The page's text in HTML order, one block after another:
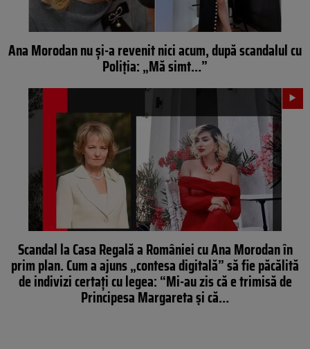
Ana Morodan nu şi-a revenit nici acum, după scandalul cu
Poliţia: „Mă simt…”
Scandal la Casa Regală a României cu Ana Morodan în
prim plan. Cum a ajuns „contesa digitală” să fie păcălită
de indivizi certați cu legea: “Mi-au zis că e trimisă de
Principesa Margareta și că…